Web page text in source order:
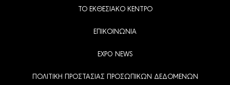
ΤΟ ΕΚΘΕΣΙΑΚΟ ΚΕΝΤΡΟ
ΕΠΙΚΟΙΝΩΝΙΑ
EXPO NEWS
ΠΟΛΙΤΙΚΗ ΠΡΟΣΤΑΣΙΑΣ ΠΡΟΣΩΠΙΚΩΝ ΔΕΔΟΜΕΝΩΝ